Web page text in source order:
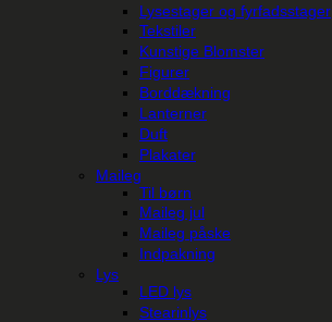
Lysestager og fyrfadsstager
Tekstiler
Kunstige Blomster
Figurer
Borddækning
Lanterner
Duft
Plakater
Maileg
Til børn
Maileg jul
Maileg påske
Indpakning
Lys
LED lys
Stearinlys